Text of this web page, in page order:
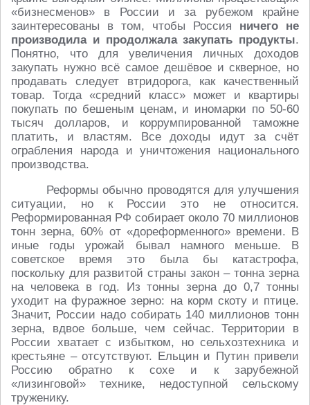
«бизнесменов» в России и за рубежом крайне
заинтересованы в том, чтобы Россия ничего не
производила и продолжала закупать продукты.
Понятно, что для увеличения личных доходов
закупать нужно всё самое дешёвое и скверное, но
продавать следует втридорога, как качественный
товар. Тогда «средний класс» может и квартиры
покупать по бешеным ценам, и иномарки по 50-60
тысяч долларов, и коррумпированной таможне
платить, и властям. Все доходы идут за счёт
ограбления народа и уничтожения национального
производства.
Реформы обычно проводятся для улучшения
ситуации, но к России это не относится.
Реформированная РФ собирает около 70 миллионов
тонн зерна, 60% от «дореформенного» времени. В
иные годы урожай бывал намного меньше. В
советское время это была бы катастрофа,
поскольку для развитой страны закон – тонна зерна
на человека в год. Из тонны зерна до 0,7 тонны
уходит на фуражное зерно: на корм скоту и птице.
Значит, России надо собирать 140 миллионов тонн
зерна, вдвое больше, чем сейчас. Территории в
России хватает с избытком, но сельхозтехника и
крестьяне – отсутствуют. Ельцин и Путин привели
Россию обратно к сохе и к зарубежной
«лизинговой» технике, недоступной сельскому
труженику.